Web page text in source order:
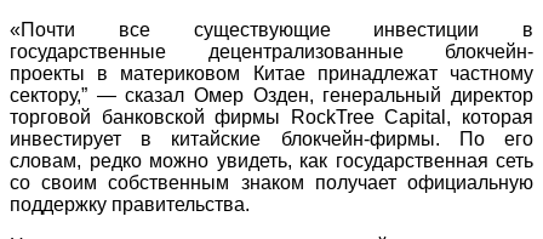
«Почти все существующие инвестиции в
государственные децентрализованные блокчейн-
проекты в материковом Китае принадлежат частному
сектору,” — сказал Омер Озден, генеральный директор
торговой банковской фирмы RockTree Capital, которая
инвестирует в китайские блокчейн-фирмы. По его
словам, редко можно увидеть, как государственная сеть
со своим собственным знаком получает официальную
поддержку правительства.